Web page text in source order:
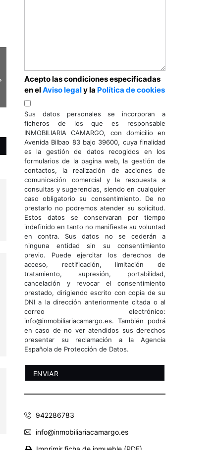
Acepto las condiciones especificadas
en elAviso legaly la Política de cookies
Sus datos personales se incorporan a
ficheros de los que es responsable
INMOBILIARIA CAMARGO, con domicilio en
Avenida Bilbao 83 bajo 39600, cuya finalidad
es la gestión de datos recogidos en los
formularios de la pagina web, la gestión de
contactos, la realización de acciones de
comunicación comercial y la respuesta a
consultas y sugerencias, siendo en cualquier
caso obligatorio su consentimiento. De no
prestarlo no podremos atender su solicitud.
Estos datos se conservaran por tiempo
indefinido en tanto no manifieste su voluntad
en contra. Sus datos no se cederán a
ninguna entidad sin su consentimiento
previo. Puede ejercitar los derechos de
acceso, rectificación, limitación de
tratamiento, supresión, portabilidad,
cancelación y revocar el consentimiento
prestado, dirigiendo escrito con copia de su
DNI a la dirección anteriormente citada o al
correo electrónico:
info@inmobiliariacamargo.es. También podrá
en caso de no ver atendidos sus derechos
presentar su reclamación a la Agencia
Española de Protección de Datos.
942286783
info@inmobiliariacamargo.es